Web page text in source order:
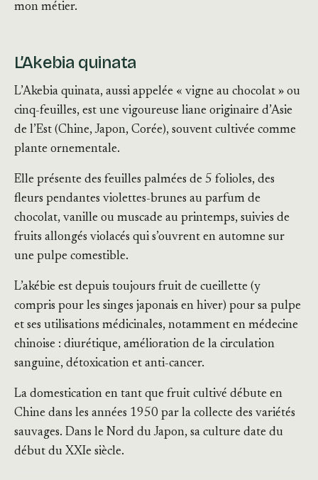
mon métier.
L’Akebia quinata
L’Akebia quinata, aussi appelée « vigne au chocolat » ou
cinq-feuilles, est une vigoureuse liane originaire d’Asie
de l’Est (Chine, Japon, Corée), souvent cultivée comme
plante ornementale.
Elle présente des feuilles palmées de 5 folioles, des
fleurs pendantes violettes-brunes au parfum de
chocolat, vanille ou muscade au printemps, suivies de
fruits allongés violacés qui s’ouvrent en automne sur
une pulpe comestible.
L’akébie est depuis toujours fruit de cueillette (y
compris pour les singes japonais en hiver) pour sa pulpe
et ses utilisations médicinales, notamment en médecine
chinoise : diurétique, amélioration de la circulation
sanguine, détoxication et anti-cancer.
La domestication en tant que fruit cultivé débute en
Chine dans les années 1950 par la collecte des variétés
sauvages. Dans le Nord du Japon, sa culture date du
début du XXIe siècle.